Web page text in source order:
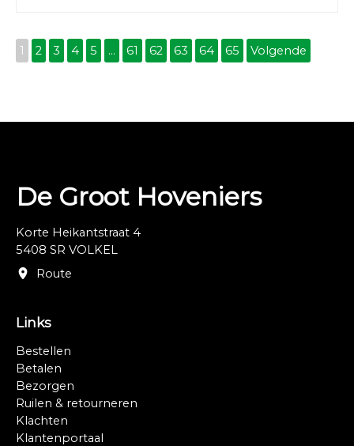
1 2 3 4 5 ... 61 62 63 64 65 Volgende
De Groot Hoveniers
Korte Heikantstraat 4
5408 SR VOLKEL
Route
Links
Bestellen
Betalen
Bezorgen
Ruilen & retourneren
Klachten
Klantenportaal